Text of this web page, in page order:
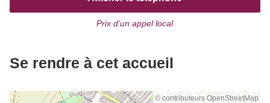
Prix d’un appel local
Se rendre à cet accueil
© contributeurs OpenStreetMap